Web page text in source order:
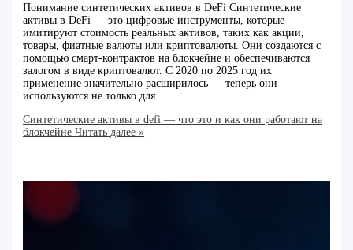
Понимание синтетических активов в DeFi Синтетические
активы в DeFi — это цифровые инструменты, которые
имитируют стоимость реальных активов, таких как акции,
товары, фиатные валюты или криптовалюты. Они создаются с
помощью смарт-контрактов на блокчейне и обеспечиваются
залогом в виде криптовалют. С 2020 по 2025 год их
применение значительно расширилось — теперь они
используются не только для
Синтетические активы в defi — что это и как они работают на
блокчейне Читать далее »